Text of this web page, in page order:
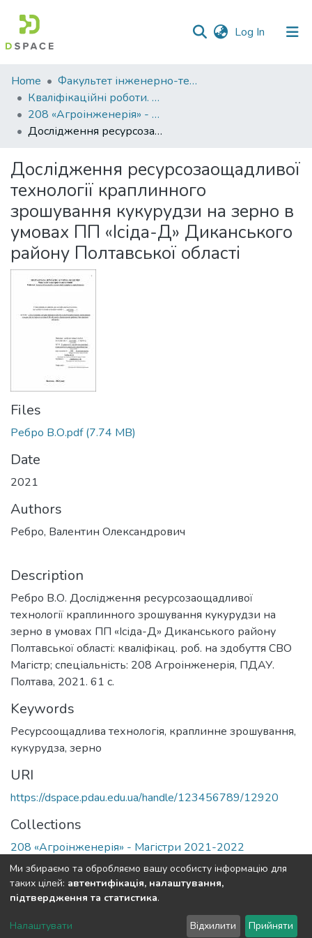
Log In (current)
Communities
&
Collections
All of DSpace
Statistics
Home
Факультет інженерно-технологічний
Кваліфікаційні роботи. Факультет інженерно-технологічний
208 «Агроінженерія» - Магістри 2021-2022
Дослідження ресурсозаощадливої технології краплинного зрошування кукурудзи на зерно в умовах ПП «Ісіда-Д» Диканського району Полтавської області
Дослідження ресурсозаощадливої
технології краплинного
зрошування кукурудзи на зерно в
умовах ПП «Ісіда-Д» Диканського
району Полтавської області
Files
Ребро В.О.pdf(7.74 MB)
Date
2021
Authors
Ребро, Валентин Олександрович
Description
Ребро В.О. Дослідження ресурсозаощадливої
технології краплинного зрошування кукурудзи на
зерно в умовах ПП «Ісіда-Д» Диканського району
Полтавської області: кваліфікац. роб. на здобуття СВО
Магістр; спеціальність: 208 Агроінженерія, ПДАУ.
Полтава, 2021. 61 с.
Keywords
Ресурсоощадлива технологія, краплинне зрошування,
кукурудза, зерно
URI
https://dspace.pdau.edu.ua/handle/123456789/12920
Collections
208 «Агроінженерія» - Магістри 2021-2022
Full item page
DSpace software copyright © 2002-2026 LYRASIS
Ми збираємо та обробляємо вашу особисту інформацію для
таких цілей: автентифікація, налаштування,
підтвердження та статистика.
Налаштувати Відхилити Прийняти